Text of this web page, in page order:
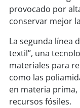
provocado por
conservar mejor
La segunda línea
textil”, una
materiales para
como las
en materia
recursos fósiles.